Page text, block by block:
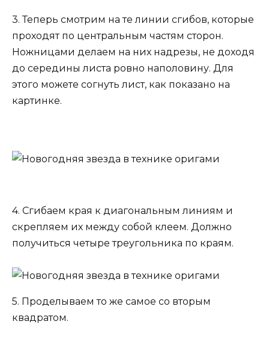
3. Теперь смотрим на те линии сгибов, которые
проходят по центральным частям сторон.
Ножницами делаем на них надрезы, не доходя
до середины листа ровно наполовину. Для
этого можете согнуть лист, как показано на
картинке.
4. Сгибаем края к диагональным линиям и
скрепляем их между собой клеем. Должно
получиться четыре треугольника по краям.
5. Проделываем то же самое со вторым
квадратом.